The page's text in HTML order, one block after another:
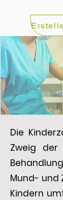
Die
Zweig der
Mund- und
Kindern